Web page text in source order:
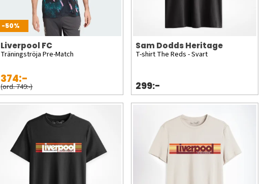
-50%
Liverpool FC
Träningströja Pre-Match
374:-
(ord. 749:-)
Sam Dodds Heritage
T-shirt The Reds - Svart
299:-